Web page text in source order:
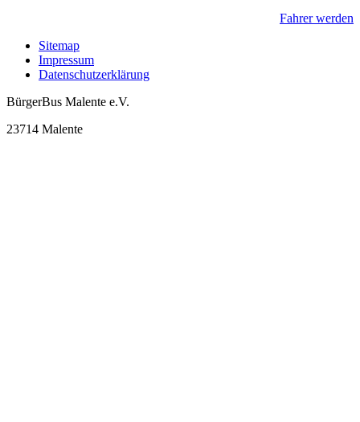
Fahrer werden
Sitemap
Impressum
Datenschutzerklärung
BürgerBus Malente e.V.
23714 Malente